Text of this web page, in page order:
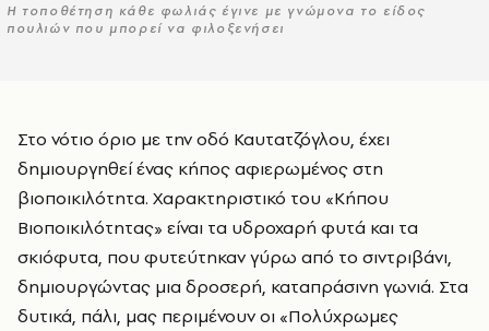
Η τοποθέτηση κάθε φωλιάς έγινε με γνώμονα το είδος
πουλιών που μπορεί να φιλοξενήσει
Στο νότιο όριο με την οδό Καυτατζόγλου, έχει
δημιουργηθεί ένας κήπος αφιερωμένος στη
βιοποικιλότητα. Χαρακτηριστικό του «Κήπου
Βιοποικιλότητας» είναι τα υδροχαρή φυτά και τα
σκιόφυτα, που φυτεύτηκαν γύρω από το σιντριβάνι,
δημιουργώντας μια δροσερή, καταπράσινη γωνιά. Στα
δυτικά, πάλι, μας περιμένουν οι «Πολύχρωμες